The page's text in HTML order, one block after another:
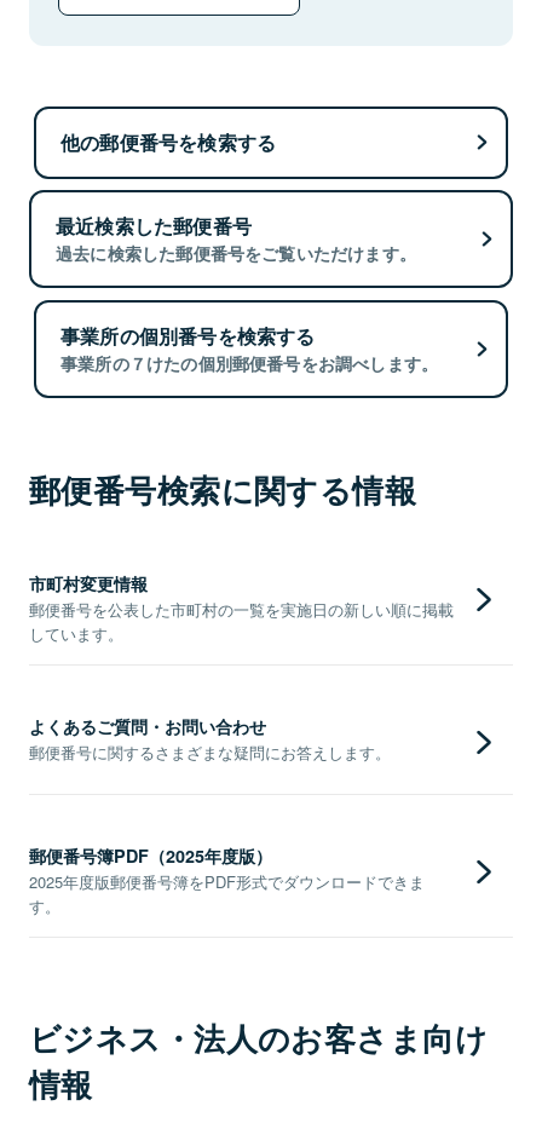
他の郵便番号を検索する
最近検索した郵便番号
過去に検索した郵便番号をご覧いただけます。
事業所の個別番号を検索する
事業所の７けたの個別郵便番号をお調べします。
郵便番号検索に関する情報
市町村変更情報
郵便番号を公表した市町村の一覧を実施日の新しい順に掲載
しています。
よくあるご質問・お問い合わせ
郵便番号に関するさまざまな疑問にお答えします。
郵便番号簿PDF（2025年度版）
2025年度版郵便番号簿をPDF形式でダウンロードできま
す。
ビジネス・法人のお客さま向け
情報